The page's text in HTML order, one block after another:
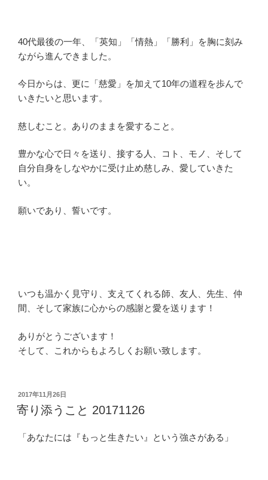
40代最後の一年、「英知」「情熱」「勝利」を胸に刻み
ながら進んできました。
今日からは、更に「慈愛」を加えて10年の道程を歩んで
いきたいと思います。
慈しむこと。ありのままを愛すること。
豊かな心で日々を送り、接する人、コト、モノ、そして
自分自身をしなやかに受け止め慈しみ、愛していきた
い。
願いであり、誓いです。
いつも温かく見守り、支えてくれる師、友人、先生、仲
間、そして家族に心からの感謝と愛を送ります！
ありがとうございます！
そして、これからもよろしくお願い致します。
投
稿
日:
2017年11月26日
寄り添うこと 20171126
「あなたには『もっと生きたい』という強さがある」